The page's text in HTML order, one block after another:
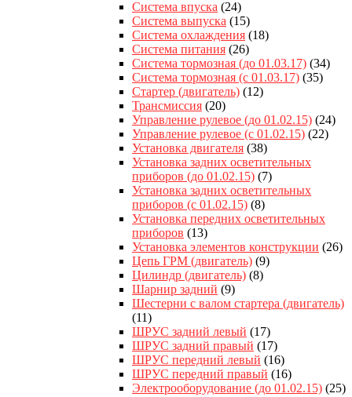
Система впуска (24)
Система выпуска (15)
Система охлаждения (18)
Система питания (26)
Система тормозная (до 01.03.17) (34)
Система тормозная (с 01.03.17) (35)
Стартер (двигатель) (12)
Трансмиссия (20)
Управление рулевое (до 01.02.15) (24)
Управление рулевое (с 01.02.15) (22)
Установка двигателя (38)
Установка задних осветительных
приборов (до 01.02.15) (7)
Установка задних осветительных
приборов (с 01.02.15) (8)
Установка передних осветительных
приборов (13)
Установка элементов конструкции (26)
Цепь ГРМ (двигатель) (9)
Цилиндр (двигатель) (8)
Шарнир задний (9)
Шестерни с валом стартера (двигатель)
(11)
ШРУС задний левый (17)
ШРУС задний правый (17)
ШРУС передний левый (16)
ШРУС передний правый (16)
Электрооборудование (до 01.02.15) (25)